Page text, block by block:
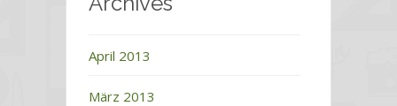
April 2013
März 2013